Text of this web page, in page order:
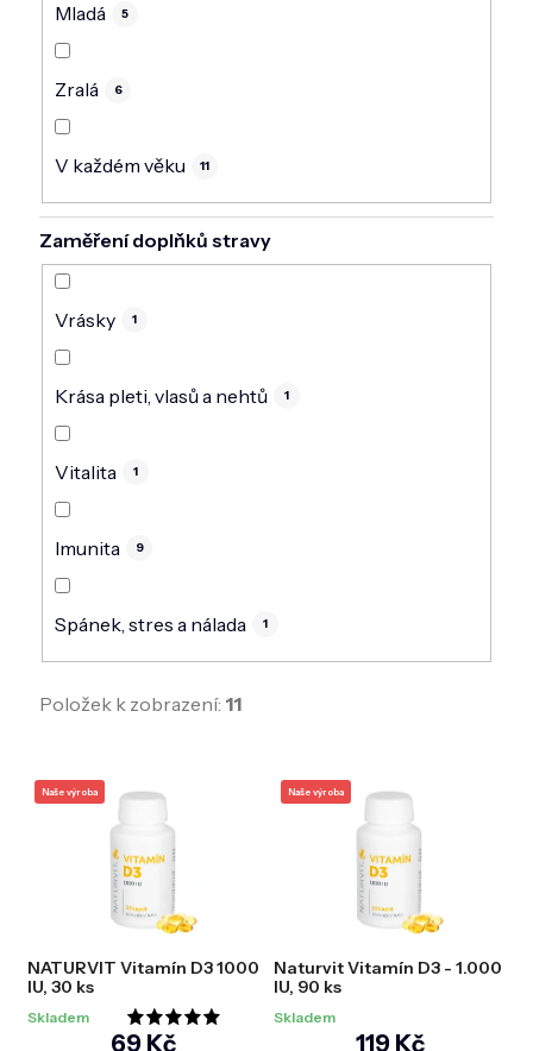
Mladá 5
Zralá 6
V každém věku 11
Zaměření doplňků stravy
Vrásky 1
Krása pleti, vlasů a nehtů 1
Vitalita 1
Imunita 9
Spánek, stres a nálada 1
Položek k zobrazení: 11
u
k
t
Naše výroba
NATURVIT Vitamín D3 1000
IU, 30 ks
Průměrné
Skladem
69 Kč
Naše výroba
Naturvit Vitamín D3 - 1.000
IU, 90 ks
Skladem
119 Kč